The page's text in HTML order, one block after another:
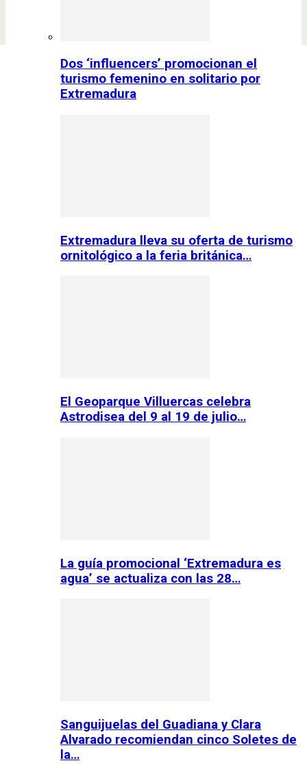
Dos ‘influencers’ promocionan el
turismo femenino en solitario por
Extremadura
Extremadura lleva su oferta de turismo
ornitológico a la feria británica…
El Geoparque Villuercas celebra
Astrodisea del 9 al 19 de julio…
La guía promocional ‘Extremadura es
agua’ se actualiza con las 28…
Sanguijuelas del Guadiana y Clara
Alvarado recomiendan cinco Soletes de
la…